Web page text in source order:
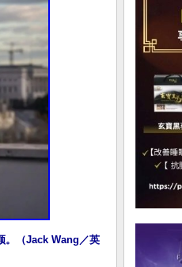
。（Jack Wang／英